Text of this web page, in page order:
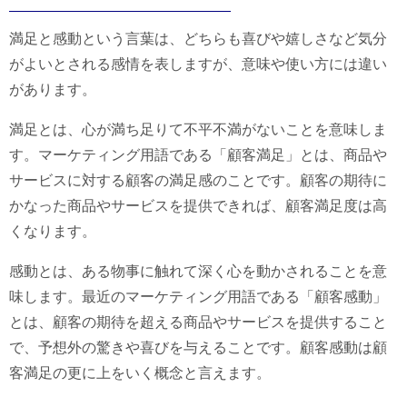
満足と感動という言葉は、どちらも喜びや嬉しさなど気分
がよいとされる感情を表しますが、意味や使い方には違い
があります。
満足とは、心が満ち足りて不平不満がないことを意味しま
す。マーケティング用語である「顧客満足」とは、商品や
サービスに対する顧客の満足感のことです。顧客の期待に
かなった商品やサービスを提供できれば、顧客満足度は高
くなります。
感動とは、ある物事に触れて深く心を動かされることを意
味します。最近のマーケティング用語である「顧客感動」
とは、顧客の期待を超える商品やサービスを提供すること
で、予想外の驚きや喜びを与えることです。顧客感動は顧
客満足の更に上をいく概念と言えます。